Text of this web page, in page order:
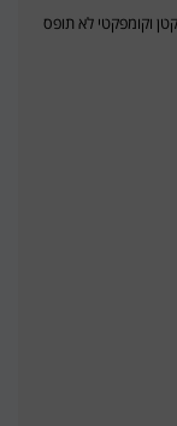
וקומפקטי לא תופס